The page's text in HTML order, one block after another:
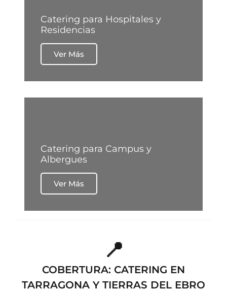
Catering para Hospitales y
Residencias
Ver Más
Catering para Campus y
Albergues
Ver Más
📍
COBERTURA: CATERING EN
TARRAGONA Y TIERRAS DEL EBRO